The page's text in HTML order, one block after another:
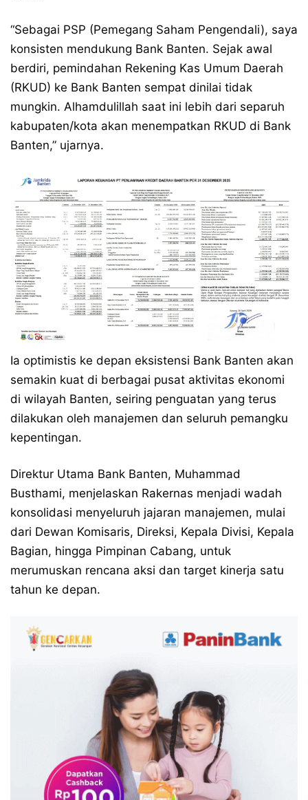
“Sebagai PSP (Pemegang Saham Pengendali), saya
konsisten mendukung Bank Banten. Sejak awal
berdiri, pemindahan Rekening Kas Umum Daerah
(RKUD) ke Bank Banten sempat dinilai tidak
mungkin. Alhamdulillah saat ini lebih dari separuh
kabupaten/kota akan menempatkan RKUD di Bank
Banten,” ujarnya.
Ia optimistis ke depan eksistensi Bank Banten akan
semakin kuat di berbagai pusat aktivitas ekonomi
di wilayah Banten, seiring penguatan yang terus
dilakukan oleh manajemen dan seluruh pemangku
kepentingan.
Direktur Utama Bank Banten, Muhammad
Busthami, menjelaskan Rakernas menjadi wadah
konsolidasi menyeluruh jajaran manajemen, mulai
dari Dewan Komisaris, Direksi, Kepala Divisi, Kepala
Bagian, hingga Pimpinan Cabang, untuk
merumuskan rencana aksi dan target kinerja satu
tahun ke depan.